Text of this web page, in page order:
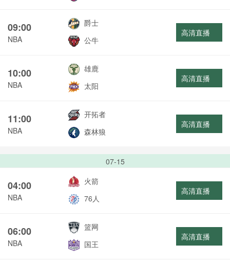
09:00
NBA
爵士
公牛
高清直播
10:00
NBA
雄鹿
太阳
高清直播
11:00
NBA
开拓者
森林狼
高清直播
07-15
04:00
NBA
火箭
76人
高清直播
06:00
NBA
篮网
国王
高清直播